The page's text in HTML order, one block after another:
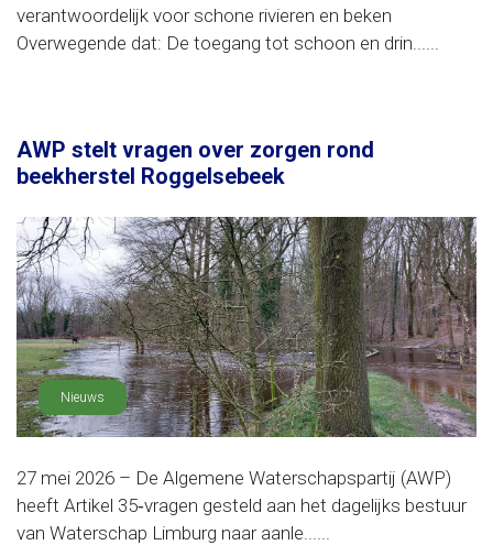
verantwoordelijk voor schone rivieren en beken
Overwegende dat: De toegang tot schoon en drin......
AWP stelt vragen over zorgen rond
beekherstel Roggelsebeek
Nieuws
27 mei 2026 – De Algemene Waterschapspartij (AWP)
heeft Artikel 35‑vragen gesteld aan het dagelijks bestuur
van Waterschap Limburg naar aanle......